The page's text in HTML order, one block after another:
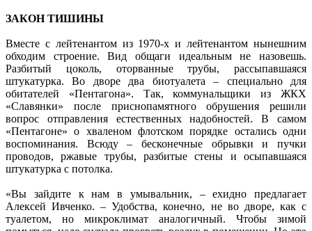
ЗАКОН ТИШИНЫ
Вместе с лейтенантом из 1970-х и лейтенантом нынешним
обходим строение. Вид общаги идеальным не назовешь.
Разбитый цоколь, оторванные трубы, рассыпавшаяся
штукатурка. Во дворе два биотуалета – специально для
обитателей «Пентагона». Так, коммунальщики из ЖКХ
«Славянки» после приснопамятного обрушения решили
вопрос отправления естественных надобностей. В самом
«Пентагоне» о хваленом флотском порядке остались одни
воспоминания. Всюду – бесконечные обрывки и пучки
проводов, ржавые трубы, разбитые стены и осыпавшаяся
штукатурка с потолка.
«Вы зайдите к нам в умывальник, – ехидно предлагает
Алексей Ивченко. – Удобства, конечно, не во дворе, как с
туалетом, но микроклимат аналогичный. Чтобы зимой